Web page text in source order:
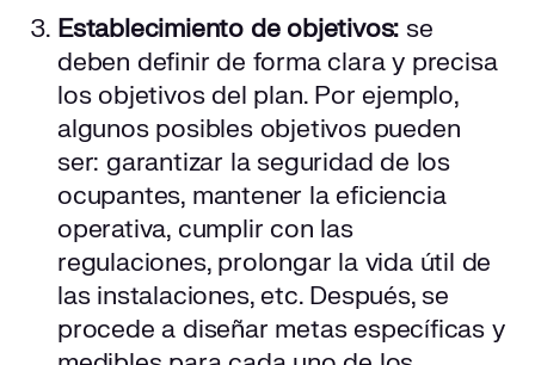
Establecimiento de objetivos: se
deben definir de forma clara y precisa
los objetivos del plan. Por ejemplo,
algunos posibles objetivos pueden
ser: garantizar la seguridad de los
ocupantes, mantener la eficiencia
operativa, cumplir con las
regulaciones, prolongar la vida útil de
las instalaciones, etc. Después, se
procede a diseñar metas específicas y